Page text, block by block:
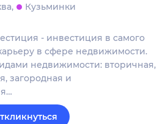
Кузьминки
- инвестиция в самого
в сфере недвижимости.
недвижимости: вторичная,
загородная и